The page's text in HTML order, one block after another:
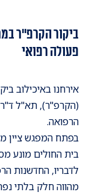
ביקור הקרפ"ר
פעולה רפואי
אירחנו באיכילוב
(הקרפ"ר), תא"ל ד"ר
הרפואה.
בפתח המפגש ציין
בית החולים מונע
לדבריו, החדשנות
מהווה חלק בלתי